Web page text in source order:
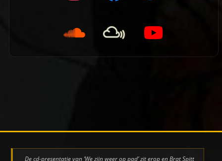
De cd-presentatie van ‘We zijn weer op pad’ zit erop en Brat Spitt